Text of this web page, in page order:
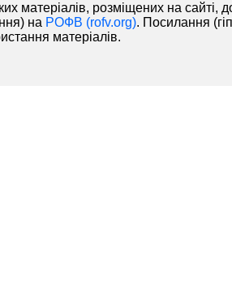
матеріалів, розміщених на сайті,
на РОФВ (rofv.org). Посилання
матеріалів.